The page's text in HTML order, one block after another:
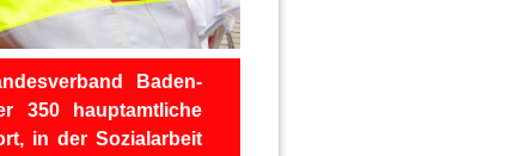
Baden-
350 hauptamtliche
in der Sozialarbeit